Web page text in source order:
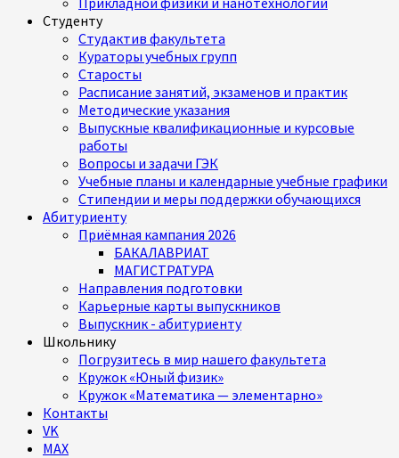
Студенту
Студактив факультета
Кураторы учебных групп
Старосты
Расписание занятий, экзаменов и практик
Методические указания
Выпускные квалификационные и курсовые
работы
Вопросы и задачи ГЭК
Учебные планы и календарные учебные графики
Стипендии и меры поддержки обучающихся
Абитуриенту
Приёмная кампания 2026
БАКАЛАВРИАТ
МАГИСТРАТУРА
Направления подготовки
Карьерные карты выпускников
Выпускник - абитуриенту
Школьнику
Погрузитесь в мир нашего факультета
Кружок «Юный физик»
Кружок «Математика — элементарно»
Контакты
VK
MAX